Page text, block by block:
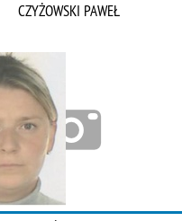
CZYŻOWSKI PAWEŁ